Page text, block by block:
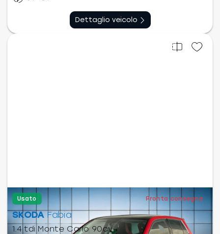
Dettaglio veicolo
Usato Pronta consegna
SKODA Fabia
1.4 tdi Monte Carlo 90cv